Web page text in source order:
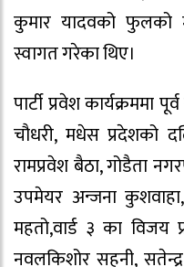
कुमार यादवको फुलको
स्वागत गरेका थिए।
पार्टी प्रवेश कार्यक्रममा
चौधरी, मधेस प्रदेशको
रामप्रवेश बैठा, गोडैता
उपमेयर अन्जना
महतो,वार्ड ३ का
नवलकिशोर सहनी,